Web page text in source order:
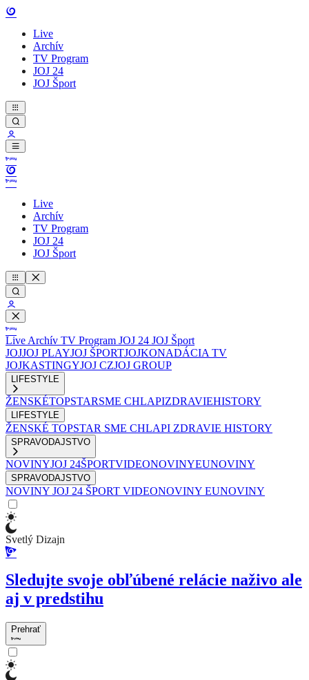
Live
Archív
TV Program
JOJ 24
JOJ Šport
Live
Archív
TV Program
JOJ 24
JOJ Šport
Live Archív TV Program JOJ 24 JOJ Šport
JOJJOJ PLAYJOJ ŠPORTJOJKONADÁCIA TV
JOJKASTINGYJOJ CZJOJ GROUP
LIFESTYLE
ŽENSKÉTOPSTARSME CHLAPIZDRAVIEHISTORY
LIFESTYLE
ŽENSKÉ TOPSTAR SME CHLAPI ZDRAVIE HISTORY
SPRAVODAJSTVO
NOVINYJOJ 24ŠPORTVIDEONOVINYEUNOVINY
SPRAVODAJSTVO
NOVINY JOJ 24 ŠPORT VIDEONOVINY EUNOVINY
Svetlý Dizajn
Sledujte svoje obľúbené relácie naživo ale
aj v predstihu
Prehrať